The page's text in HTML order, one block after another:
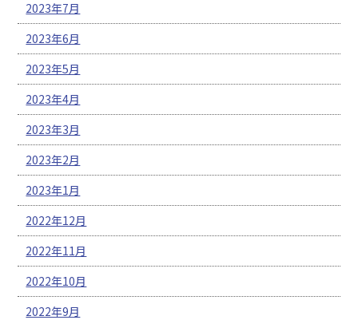
2023年7月
2023年6月
2023年5月
2023年4月
2023年3月
2023年2月
2023年1月
2022年12月
2022年11月
2022年10月
2022年9月